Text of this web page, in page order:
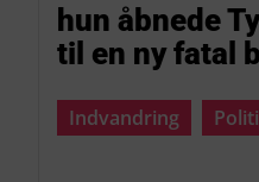
hun åbnede
til en ny fatal
Indvandring